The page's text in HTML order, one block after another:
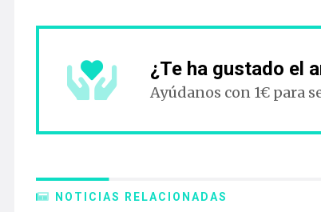
¿Te ha gustado el
Ayúdanos con 1€ para
NOTICIAS RELACIONADAS